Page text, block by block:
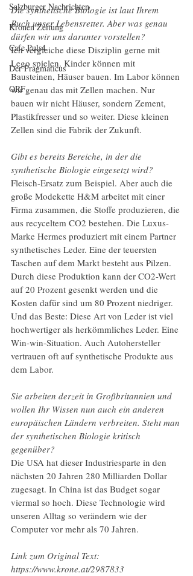
Salzburger Nachrichten
Kronen Zeitung
Cafe Puls4
Der Pragmaticus
ORF
Die synthetische Biologie ist laut Ihrem
Buch unser Lebensretter. Aber was genau
dürfen wir uns darunter vorstellen?
Ich vergleiche diese Disziplin gerne mit
Lego spielen. Kinder können mit
Bausteinen, Häuser bauen. Im Labor können
wir genau das mit Zellen machen. Nur
bauen wir nicht Häuser, sondern Zement,
Plastikfresser und so weiter. Diese kleinen
Zellen sind die Fabrik der Zukunft.
Gibt es bereits Bereiche, in der die
synthetische Biologie eingesetzt wird?
Fleisch-Ersatz zum Beispiel. Aber auch die
große Modekette H&M arbeitet mit einer
Firma zusammen, die Stoffe produzieren, die
aus recyceltem CO2 bestehen. Die Luxus-
Marke Hermes produziert mit einem Partner
synthetisches Leder. Eine der teuersten
Taschen auf dem Markt besteht aus Pilzen.
Durch diese Produktion kann der CO2-Wert
auf 20 Prozent gesenkt werden und die
Kosten dafür sind um 80 Prozent niedriger.
Und das Beste: Diese Art von Leder ist viel
hochwertiger als herkömmliches Leder. Eine
Win-win-Situation. Auch Autohersteller
vertrauen oft auf synthetische Produkte aus
dem Labor.
Sie arbeiten derzeit in Großbritannien und
wollen Ihr Wissen nun auch ein anderen
europäischen Ländern verbreiten. Steht man
der synthetischen Biologie kritisch
gegenüber?
Die USA hat dieser Industriesparte in den
nächsten 20 Jahren 280 Milliarden Dollar
zugesagt. In China ist das Budget sogar
viermal so hoch. Diese Technologie wird
unseren Alltag so verändern wie der
Computer vor mehr als 70 Jahren.
Link zum Original Text:
https://www.krone.at/2987833